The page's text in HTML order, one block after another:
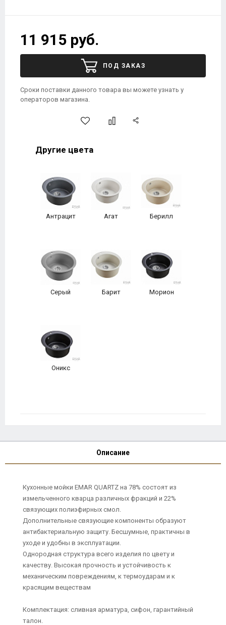
11 915 руб.
ПОД ЗАКАЗ
Сроки поставки данного товара вы можете узнать у
операторов магазина.
Другие цвета
Антрацит Агат Берилл
Серый Барит Морион
Оникс
Описание
Кухонные мойки EMAR QUARTZ на 78% состоят из
измельченного кварца различных фракций и 22%
связующих полиэфирных смол.
Дополнительные связующие компоненты образуют
антибактериальную защиту. Бесшумные, практичны в
уходе и удобны в эксплуатации.
Однородная структура всего изделия по цвету и
качеству. Высокая прочность и устойчивость к
механическим повреждениям, к термоударам и к
красящим веществам
Комплектация: сливная арматура, сифон, гарантийный
талон.